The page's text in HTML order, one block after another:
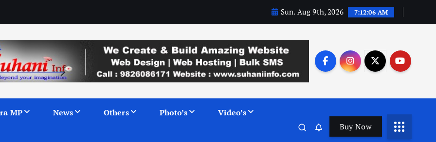
Sun. Aug 9th, 2026 7:12:06 AM
MP News Others Photo’s Video’s
Buy Now